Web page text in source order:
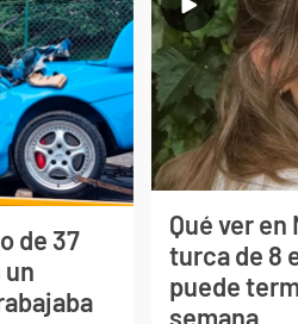
de 37
un
Qué ver
turca de 8
puede
semana